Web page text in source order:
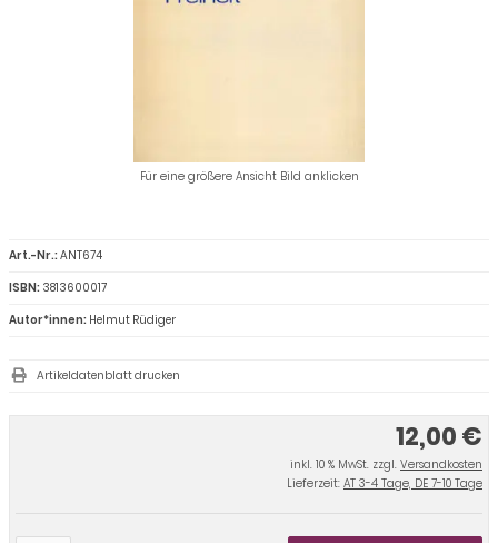
Für eine größere Ansicht Bild anklicken
12,00 €
inkl. 10 % MwSt. zzgl. Versandkosten
Lieferzeit: AT 3-4 Tage, DE 7-10 Tage
Art.-Nr.:ANT674
ISBN: 3813600017
Autor*innen: Helmut Rüdiger
Artikeldatenblatt drucken